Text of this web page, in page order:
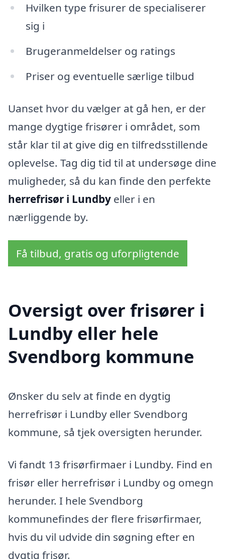
Hvilken type frisurer de specialiserer
sig i
Brugeranmeldelser og ratings
Priser og eventuelle særlige tilbud
Uanset hvor du vælger at gå hen, er der
mange dygtige frisører i området, som
står klar til at give dig en tilfredsstillende
oplevelse. Tag dig tid til at undersøge dine
muligheder, så du kan finde den perfekte
herrefrisør i Lundby eller i en
nærliggende by.
Få tilbud, gratis og uforpligtende
Oversigt over frisører i
Lundby eller hele
Svendborg kommune
Ønsker du selv at finde en dygtig
herrefrisør i Lundby eller Svendborg
kommune, så tjek oversigten herunder.
Vi fandt 13 frisørfirmaer i Lundby. Find en
frisør eller herrefrisør i Lundby og omegn
herunder. I hele Svendborg
kommunefindes der flere frisørfirmaer,
hvis du vil udvide din søgning efter en
dygtig frisør.